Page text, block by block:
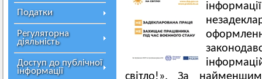
Податки
Регуляторна
діяльність
Доступ до публічної
інформації
світло!». За